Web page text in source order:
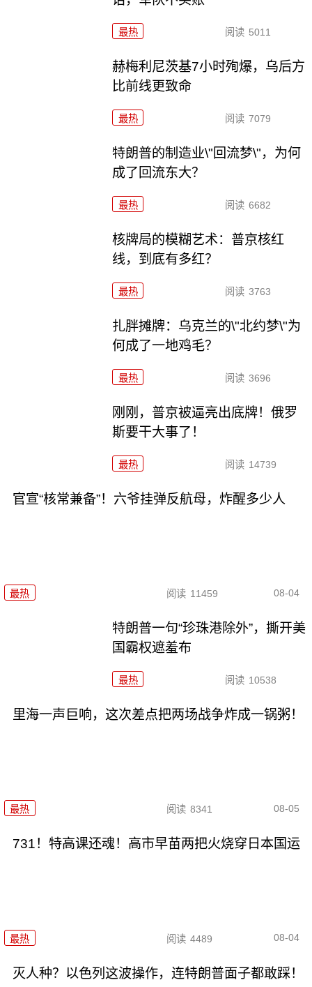
最热 阅读 5011
赫梅利尼茨基7小时殉爆，乌后方
比前线更致命
最热 阅读 7079
特朗普的制造业\"回流梦\"，为何
成了回流东大？
最热 阅读 6682
核牌局的模糊艺术：普京核红
线，到底有多红？
最热 阅读 3763
扎胖摊牌：乌克兰的\"北约梦\"为
何成了一地鸡毛？
最热 阅读 3696
刚刚，普京被逼亮出底牌！俄罗
斯要干大事了！
最热 阅读 14739
官宣“核常兼备”！六爷挂弹反航母，炸醒多少人
最热 阅读 11459 08-04
特朗普一句“珍珠港除外”，撕开美
国霸权遮羞布
最热 阅读 10538
里海一声巨响，这次差点把两场战争炸成一锅粥！
最热 阅读 8341 08-05
731！特高课还魂！高市早苗两把火烧穿日本国运
最热 阅读 4489 08-04
灭人种？以色列这波操作，连特朗普面子都敢踩！